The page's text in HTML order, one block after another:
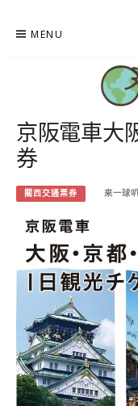
MENU
來一球叭
分享日本自助部落格
京阪電車大
券
關西交通票券 來一球